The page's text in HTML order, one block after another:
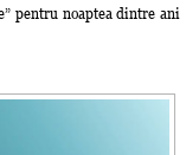
pentru noaptea dintre ani